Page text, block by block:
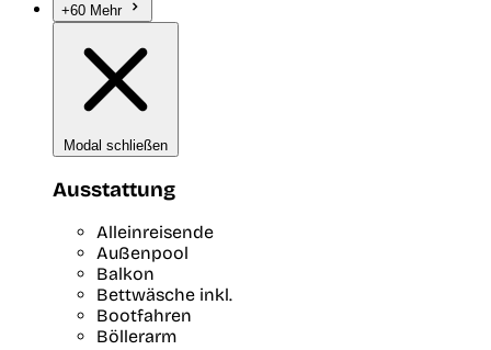
+60 Mehr
Modal schließen
Ausstattung
Alleinreisende
Außenpool
Balkon
Bettwäsche inkl.
Bootfahren
Böllerarm